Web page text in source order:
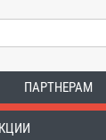
ПАРТНЕРАМ